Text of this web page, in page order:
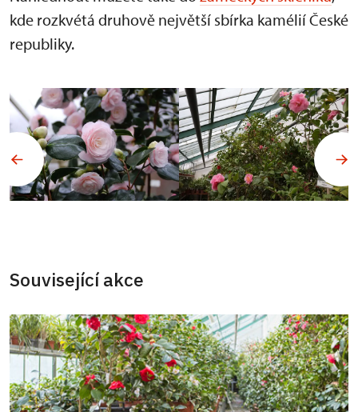
kde rozkvétá druhově největší sbírka kamélií České
republiky.
Související akce